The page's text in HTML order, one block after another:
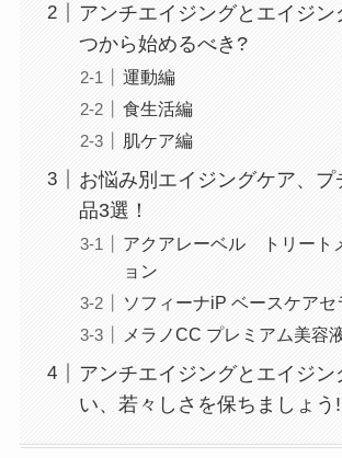
アンチエイジングとエイジン
つから始めるべき?
運動編
食生活編
肌ケア編
お悩み別エイジングケア、プ
品3選！
アクアレーベル トリート
ョン
ソフィーナiP ベースケアセ
メラノCC プレミアム美容
アンチエイジングとエイジン
い、若々しさを保ちましょう!